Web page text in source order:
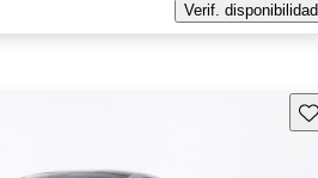
Verif. disponibilidad